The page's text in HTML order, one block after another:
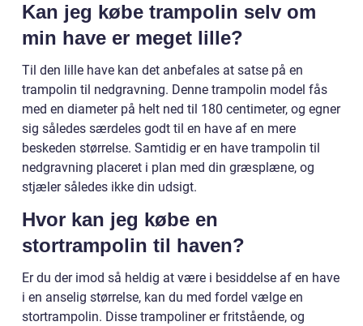
Kan jeg købe trampolin selv om
min have er meget lille?
Til den lille have kan det anbefales at satse på en
trampolin til nedgravning. Denne trampolin model fås
med en diameter på helt ned til 180 centimeter, og egner
sig således særdeles godt til en have af en mere
beskeden størrelse. Samtidig er en have trampolin til
nedgravning placeret i plan med din græsplæne, og
stjæler således ikke din udsigt.
Hvor kan jeg købe en
stortrampolin til haven?
Er du der imod så heldig at være i besiddelse af en have
i en anselig størrelse, kan du med fordel vælge en
stortrampolin. Disse trampoliner er fritstående, og